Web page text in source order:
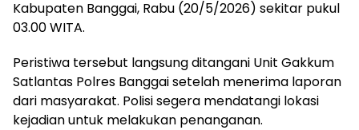
Kabupaten Banggai, Rabu (20/5/2026) sekitar pukul
03.00 WITA.
Peristiwa tersebut langsung ditangani Unit Gakkum
Satlantas Polres Banggai setelah menerima laporan
dari masyarakat. Polisi segera mendatangi lokasi
kejadian untuk melakukan penanganan.